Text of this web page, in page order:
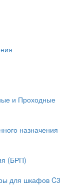
и Проходные
назначения
(БРП)
для шкафов C3